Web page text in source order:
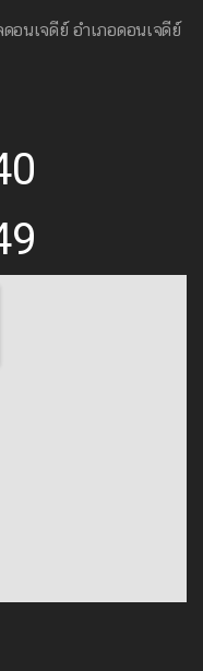
นเจดีย์ อำเภอดอนเจดีย์